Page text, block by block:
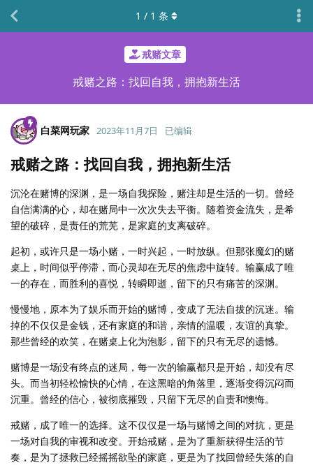
戒赌文章
戒赌之路：找回自我，拥抱新生活
1 / 1 条
白菜网玩家 2023年11月7日 已编辑
戒赌之路：找回自我，拥抱新生活
沉沦在赌博的深渊，是一场自我探险，赌注却是生活的一切。曾经
自信满满的心，却在赌局中一次次失去平衡。随着资金流失，是希
望的破碎，是责任的荒芜，是家庭的支离破碎。
起初，或许只是一场小赌，一时兴起，一时放纵。但那张魔幻的赌
桌上，时间似乎停滞，而心灵却在无尽的焦虑中旋转。输赢成了唯
一的存在，而胜利的喜悦，转瞬即逝，留下的只有痛苦的深渊。
慢慢地，原本为了娱乐而开始的赌博，变成了无法自拔的沉迷。输
掉的不仅仅是金钱，还有家庭的和谐，亲情的温暖，友谊的真挚。
那些曾经的欢笑，在赌桌上化为泡影，留下的只有无尽的遗憾。
赌博是一场没有终点的迷局，每一次的输赢都只是开始，却没有尽
头。而当初轻松愉快的心情，在这黑暗的角落里，逐渐变得沉闷而
沉重。曾经的信心，被彻底摧毁，只留下无尽的自责和懊悔。
戒赌，成了唯一的选择。这不仅仅是一场与赌博之间的对抗，更是
一场对自我的审视和改变。开始戒赌，是为了重新获得生活的节
奏，是为了拯救已经摇摇欲坠的家庭，更是为了找回曾经失落的自